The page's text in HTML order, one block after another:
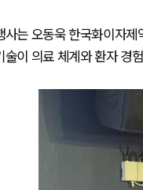
사는 오동욱 한국화이자제
술이 의료 체계와 환자 경